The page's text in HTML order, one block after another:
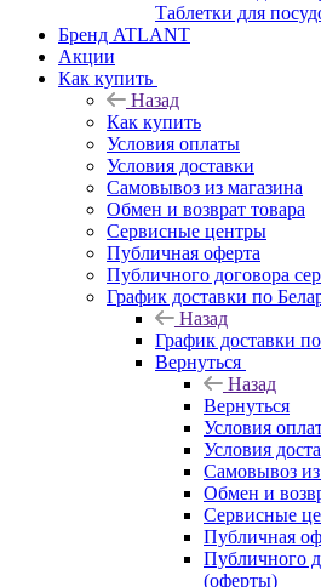
Таблетки для
Бренд ATLANT
Акции
Как купить
Назад
Как купить
Условия оплаты
Условия доставки
Самовывоз из магазина
Обмен и возврат товара
Сервисные центры
Публичная оферта
Публичного договора
График доставки по
Назад
График доставки
Вернуться
Назад
Вернуться
Условия
Условия
Самовывоз из
Обмен и
Сервисные
Публичная
Публичного
(оферты)